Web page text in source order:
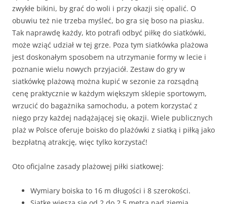
zwykłe bikini, by grać do woli i przy okazji się opalić. O
obuwiu też nie trzeba myśleć, bo gra się boso na piasku.
Tak naprawdę każdy, kto potrafi odbyć piłkę do siatkówki,
może wziąć udział w tej grze. Poza tym siatkówka plażowa
jest doskonałym sposobem na utrzymanie formy w lecie i
poznanie wielu nowych przyjaciół. Zestaw do gry w
siatkówkę plażową można kupić w sezonie za rozsądną
cenę praktycznie w każdym większym sklepie sportowym,
wrzucić do bagażnika samochodu, a potem korzystać z
niego przy każdej nadążającej się okazji. Wiele publicznych
plaż w Polsce oferuje boisko do plażówki z siatką i piłką jako
bezpłatną atrakcję, więc tylko korzystać!
Oto oficjalne zasady plażowej piłki siatkowej:
Wymiary boiska to 16 m długości i 8 szerokości.